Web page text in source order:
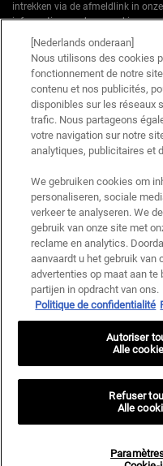
intrekken via de afmeldlink in
informatie over de verwerking
privacybeleid
raadplegen.
*Welkomstaanbieding geldig
met andere aanbiedingen of
Cadeau bij aankoop »
klant. Niet geldig op limited
Deze site wordt beschermd
AANMELDEN
Fabrikantinformatie
KIEHL'S
14, rue Royale - 75008 Paris France
kiehls@be.oaccare.com
AANKOOPOPTIE
Paramètres des
[Nederlands onderaan]
Nous utilisons des cookies
fonctionnement de notre
contenu et nos publicités,
disponibles sur les réseaux
trafic. Nous partageons
votre navigation sur notre
analytiques, publicitaires et
We gebruiken cookies om
personaliseren, sociale
verkeer te analyseren. We
gebruik van onze site met
reclame en analytics.
aanvaardt u het gebruik
advertenties op maat aan te
partijen in opdracht van ons.
Politique de confidentialité
Refuser
Alle
Autoriser
Alle